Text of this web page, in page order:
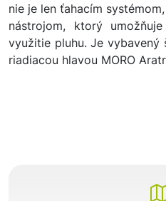
nie je len ťahacím
nástrojom, ktorý
využitie pluhu. Je vybavený
riadiacou hlavou MORO